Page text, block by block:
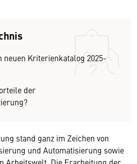
neuen Kriterienkatalog 2025-
der
stand ganz im Zeichen von
und Automatisierung sowie